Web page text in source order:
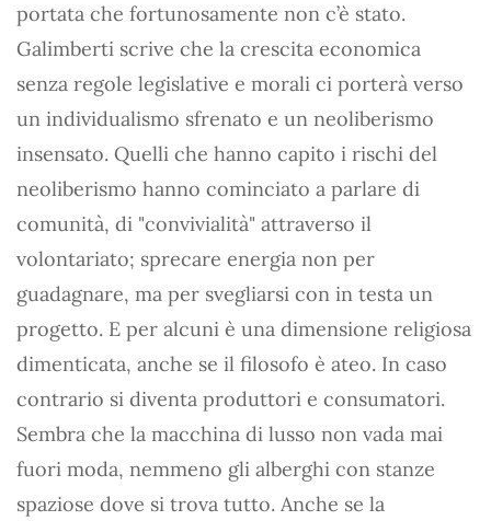
portata che fortunosamente non c’è stato.
Galimberti scrive che la crescita economica
senza regole legislative e morali ci porterà verso
un individualismo sfrenato e un neoliberismo
insensato. Quelli che hanno capito i rischi del
neoliberismo hanno cominciato a parlare di
comunità, di "convivialità" attraverso il
volontariato; sprecare energia non per
guadagnare, ma per svegliarsi con in testa un
progetto. E per alcuni è una dimensione religiosa
dimenticata, anche se il filosofo è ateo. In caso
contrario si diventa produttori e consumatori.
Sembra che la macchina di lusso non vada mai
fuori moda, nemmeno gli alberghi con stanze
spaziose dove si trova tutto. Anche se la